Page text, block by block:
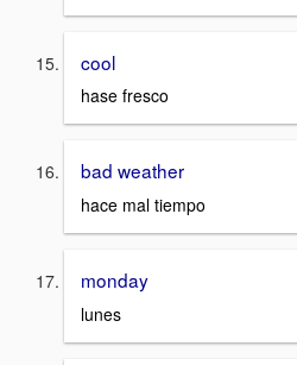
cool
hase fresco
bad weather
hace mal tiempo
monday
lunes